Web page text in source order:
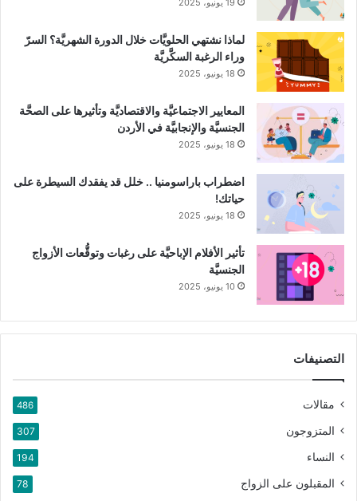
لماذا نشتهي الحلويَّات خلال الدورة الشهريَّة؟ السرّ
وراء الرغبة السكَّريَّة
18 يونيو، 2025
المعايير الاجتماعيَّة والاقتصاديَّة وتأثيرها على الصحَّة
الجنسيَّة والإنجابيَّة في الأردن
18 يونيو، 2025
اضطراب باراسومنيا .. خلل قد يفقدك السيطرة على
حياتك!
18 يونيو، 2025
تأثير الأفلام الإباحيَّة على رغبات وتوقُّعات الأزواج
الجنسيَّة
10 يونيو، 2025
التصنيفات
مقالات 486
المتزوجون 307
النساء 194
المقبلون على الزواج 78